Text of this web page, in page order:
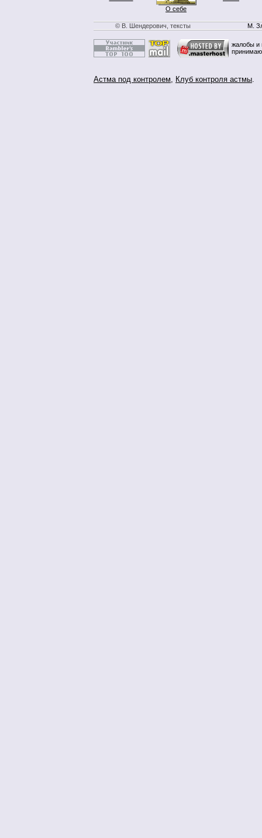
О себе
© В. Шендерович, тексты М.
жалобы и
Астма под контролем, Клуб контроля астмы.